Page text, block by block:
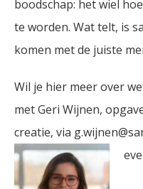
boodschap: het wiel
te worden. Wat telt, is
komen met de juiste
Wil je hier meer over
met Geri Wijnen,
creatie, via